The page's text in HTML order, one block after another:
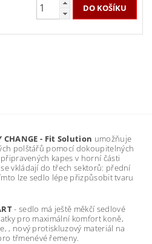
CHANGE - Fit Solution umožňuje
polštářů pomocí dokoupitelných
kapes v horní části
vkládají do třech sektorů: přední
lze sedlo lépe přizpůsobit tvaru
- sedlo má ještě měkčí sedlové
pro maximální komfort koně,
, nový protiskluzový materiál na
třmenévé řemeny.